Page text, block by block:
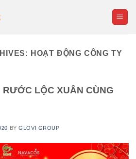
HOẠT ĐỘNG CÔNG TY
LỘC XUÂN CÙNG
BYGLOVI GROUP